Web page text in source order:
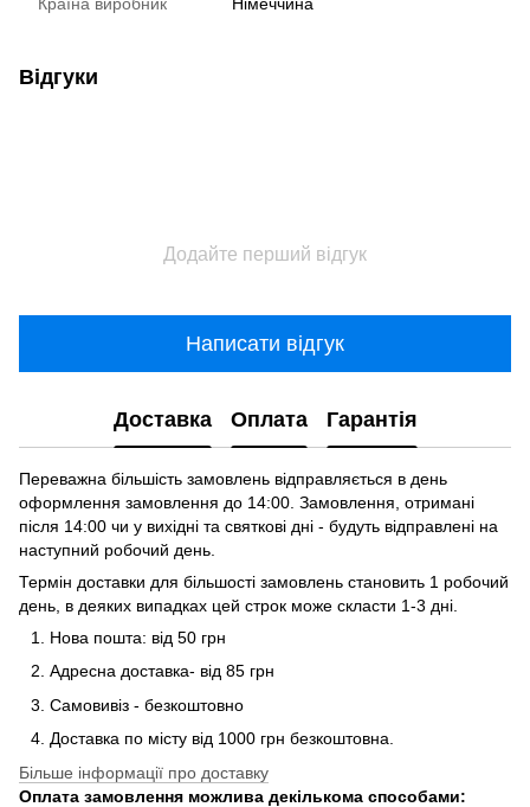
Відгуки
Додайте перший відгук
Написати відгук
Доставка Оплата Гарантія
Переважна більшість замовлень відправляється в день
оформлення замовлення до 14:00. Замовлення, отримані
після 14:00 чи у вихідні та святкові дні - будуть відправлені на
наступний робочий день.
Термін доставки для більшості замовлень становить 1 робочий
день, в деяких випадках цей строк може скласти 1-3 дні.
Нова пошта: від 50 грн
Адресна доставка- від 85 грн
Самовивіз - безкоштовно
Доставка по місту від 1000 грн безкоштовна.
Більше інформації про доставку
Оплата замовлення можлива декількома способами: